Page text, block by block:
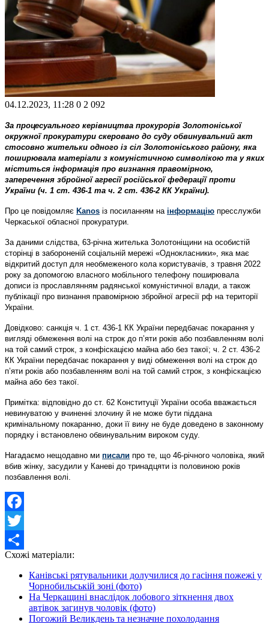
04.12.2023, 11:28 0 2 092
За процесуального керівництва прокурорів Золотоніської
окружної прокуратури скеровано до суду обвинувальний акт
стосовно жительки одного із сіл Золотоніського району, яка
поширювала матеріали з комуністичною символікою та у яких
міститься інформація про визнання правомірною,
заперечення збройної агресії російської федерації проти
України (ч. 1 ст. 436-1 та ч. 2 ст. 436-2 КК України).
Про це повідомляє Kanos із посиланням на інформацію пресслужби
Черкаської обласної прокуратури.
За даними слідства, 63-річна жителька Золотоніщини на особистій
сторінці в забороненій соціальній мережі «Однокласники», яка має
відкритий доступ для необмеженого кола користувачів, з травня 2022
року за допомогою власного мобільного телефону поширювала
дописи із прославлянням радянської комуністичної влади, а також
публікації про визнання правомірною збройної агресії рф на території
України.
Довідково: санкція ч. 1 ст. 436-1 КК України передбачає покарання у
вигляді обмеження волі на строк до п’яти років або позбавленням волі
на той самий строк, з конфіскацією майна або без такої; ч. 2 ст. 436-2
КК України передбачає покарання у виді обмеження волі на строк до
п’яти років або позбавленням волі на той самий строк, з конфіскацією
майна або без такої.
Примітка: відповідно до ст. 62 Конституції України особа вважається
невинуватою у вчиненні злочину й не може бути піддана
кримінальному покаранню, доки її вину не буде доведено в законному
порядку і встановлено обвинувальним вироком суду.
Нагадаємо нещодавно ми писали про те, що 46-річного чоловіка, який
вбив жінку, засудили у Каневі до тринадцяти із половиною років
позбавлення волі.
Facebook
Twitter
Share
Схожі матеріали:
Канівські рятувальники долучилися до гасіння пожежі у
Чорнобильській зоні (фото)
На Черкащині внаслідок лобового зіткнення двох
автівок загинув чоловік (фото)
Погожий Великдень та незначне похолодання